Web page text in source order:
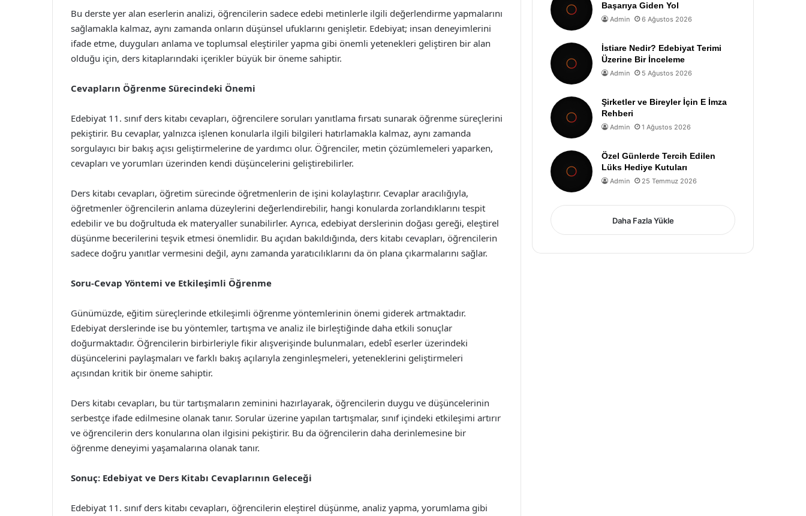
Bu derste yer alan eserlerin analizi, öğrencilerin sadece edebi metinlerle ilgili değerlendirme yapmalarını
sağlamakla kalmaz, aynı zamanda onların düşünsel ufuklarını genişletir. Edebiyat; insan deneyimlerini
ifade etme, duyguları anlama ve toplumsal eleştiriler yapma gibi önemli yetenekleri geliştiren bir alan
olduğu için, ders kitaplarındaki içerikler büyük bir öneme sahiptir.
Cevapların Öğrenme Sürecindeki Önemi
Edebiyat 11. sınıf ders kitabı cevapları, öğrencilere soruları yanıtlama fırsatı sunarak öğrenme süreçlerini
pekiştirir. Bu cevaplar, yalnızca işlenen konularla ilgili bilgileri hatırlamakla kalmaz, aynı zamanda
sorgulayıcı bir bakış açısı geliştirmelerine de yardımcı olur. Öğrenciler, metin çözümlemeleri yaparken,
cevapları ve yorumları üzerinden kendi düşüncelerini geliştirebilirler.
Ders kitabı cevapları, öğretim sürecinde öğretmenlerin de işini kolaylaştırır. Cevaplar aracılığıyla,
öğretmenler öğrencilerin anlama düzeylerini değerlendirebilir, hangi konularda zorlandıklarını tespit
edebilir ve bu doğrultuda ek materyaller sunabilirler. Ayrıca, edebiyat derslerinin doğası gereği, eleştirel
düşünme becerilerini teşvik etmesi önemlidir. Bu açıdan bakıldığında, ders kitabı cevapları, öğrencilerin
sadece doğru yanıtlar vermesini değil, aynı zamanda yaratıcılıklarını da ön plana çıkarmalarını sağlar.
Soru-Cevap Yöntemi ve Etkileşimli Öğrenme
Günümüzde, eğitim süreçlerinde etkileşimli öğrenme yöntemlerinin önemi giderek artmaktadır.
Edebiyat derslerinde ise bu yöntemler, tartışma ve analiz ile birleştiğinde daha etkili sonuçlar
doğurmaktadır. Öğrencilerin birbirleriyle fikir alışverişinde bulunmaları, edebî eserler üzerindeki
düşüncelerini paylaşmaları ve farklı bakış açılarıyla zenginleşmeleri, yeteneklerini geliştirmeleri
açısından kritik bir öneme sahiptir.
Ders kitabı cevapları, bu tür tartışmaların zeminini hazırlayarak, öğrencilerin duygu ve düşüncelerinin
serbestçe ifade edilmesine olanak tanır. Sorular üzerine yapılan tartışmalar, sınıf içindeki etkileşimi artırır
ve öğrencilerin ders konularına olan ilgisini pekiştirir. Bu da öğrencilerin daha derinlemesine bir
öğrenme deneyimi yaşamalarına olanak tanır.
Sonuç: Edebiyat ve Ders Kitabı Cevaplarının Geleceği
Edebiyat 11. sınıf ders kitabı cevapları, öğrencilerin eleştirel düşünme, analiz yapma, yorumlama gibi
Başarıya Giden Yol
Admin 6 Ağustos 2026
İstiare Nedir? Edebiyat Terimi
Üzerine Bir İnceleme
Admin 5 Ağustos 2026
Şirketler ve Bireyler İçin E İmza
Rehberi
Admin 1 Ağustos 2026
Özel Günlerde Tercih Edilen
Lüks Hediye Kutuları
Admin 25 Temmuz 2026
Daha Fazla Yükle